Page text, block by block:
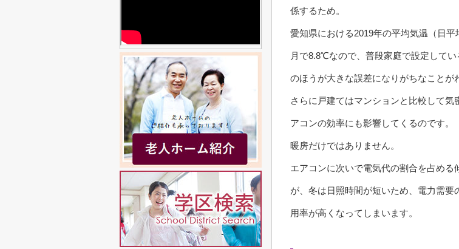
係するため。
愛知県における2019年の平均気温（日
月で8.8℃なので、普段家庭で設定して
のほうが大きな誤差になりがちなことが
さらに戸建てはマンションと比較して気
アコンの効率にも影響してくるのです。
暖房だけではありません。
エアコンに次いで電気代の割合を占める
が、冬は日照時間が短いため、電力需要
用率が高くなってしまいます。